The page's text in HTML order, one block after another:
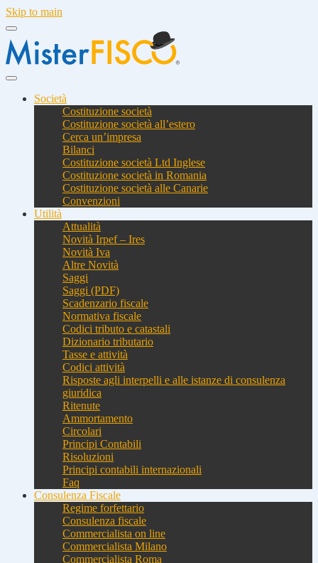
Skip to main
Società
Costituzione società
Costituzione società all’estero
Cerca un’impresa
Bilanci
Costituzione società Ltd Inglese
Costituzione società in Romania
Costituzione società alle Canarie
Convenzioni
Utilità
Attualità
Novità Irpef – Ires
Novità Iva
Altre Novità
Saggi
Saggi (PDF)
Scadenzario fiscale
Normativa fiscale
Codici tributo e catastali
Dizionario tributario
Tasse e attività
Codici attività
Risposte agli interpelli e alle istanze di consulenza
giuridica
Ritenute
Ammortamento
Circolari
Principi Contabili
Risoluzioni
Principi contabili internazionali
Faq
Consulenza Fiscale
Regime forfettario
Consulenza fiscale
Commercialista on line
Commercialista Milano
Commercialista Roma